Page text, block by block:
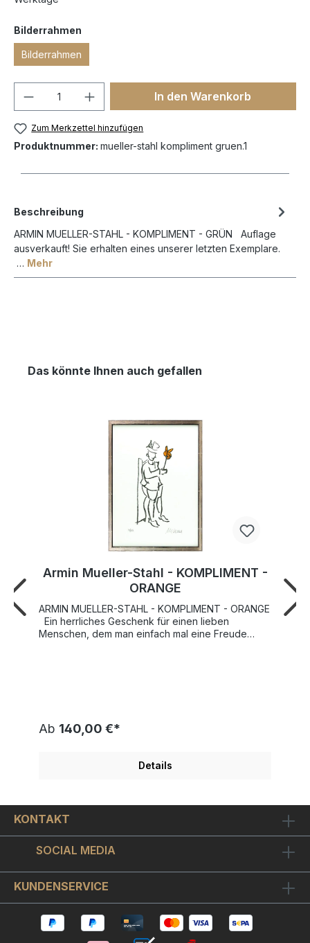
Bilderrahmen
Bilderrahmen
In den Warenkorb
Zum Merkzettel hinzufügen
Produktnummer: mueller-stahl kompliment gruen.1
Beschreibung
ARMIN MUELLER-STAHL - KOMPLIMENT - GRÜN Auflage
ausverkauft! Sie erhalten eines unserer letzten Exemplare.
… Mehr
Das könnte Ihnen auch gefallen
Armin Mueller-Stahl - KOMPLIMENT -
ORANGE
ARMIN MUELLER-STAHL - KOMPLIMENT - ORANGE
Ein herrliches Geschenk für einen lieben
Menschen, dem man einfach mal eine Freude
Sie können dieses außergewöhnliche Kunstwerk
auch mit einem ca. 1,5 cm breiten, schicken
Bilderrahmen in Echtsilberoptik aus unserem
cm. Selbstverständlich bauen wir Ihr Mueller-Stahl
Bild "Kompliment - Orange" konservatorisch in den
Bilderrahmen ein. Wir verschließen die Rahmen
hierbei staubfrei, das heißt wir dichten sie
dauerhaft und in Galerie-Qualität gegen Staub und
Insekten ab, damit Sie auch noch über viele Jahre
hinweg Freude am Anblick Ihres gerahmten Bildes
Echtheitszertifikat. Weitere Armin Mueller-Stahl
Bilder finden Sie hier !
Ab 140,00 €*
Details
KONTAKT
SOCIAL MEDIA
KUNDENSERVICE